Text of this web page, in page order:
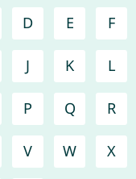
D E F
J K L
P Q R
V W X